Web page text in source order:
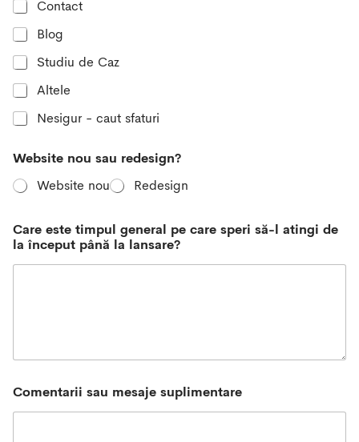
Contact
Blog
Studiu de Caz
Altele
Nesigur - caut sfaturi
o
u
i
d
u
s
t
ț
n
Website nou sau redesign?
Website nou
Redesign
Care este timpul general pe care speri să-l atingi de
la început până la lansare?
Comentarii sau mesaje suplimentare